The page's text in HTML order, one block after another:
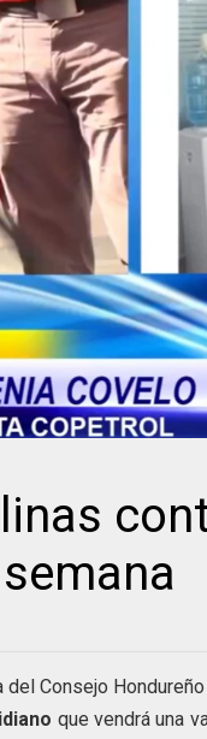
del Consejo
que vendrá una